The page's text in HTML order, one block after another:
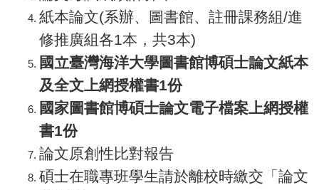
紙本論文(系辦、圖書館、註冊課務組/進
修推廣組各1本，共3本)
國立臺灣海洋大學圖書館博碩士論文紙本
及全文上網授權書1份
國家圖書館博碩士論文電子檔案上網授權
書1份
論文原創性比對報告
碩士在職專班學生請於離校時繳交「論文